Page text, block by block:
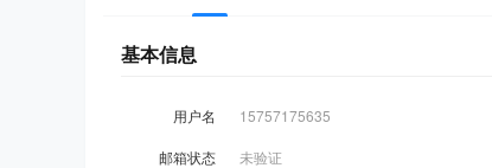
基本信息
用户名 15757175635
邮箱状态 未验证